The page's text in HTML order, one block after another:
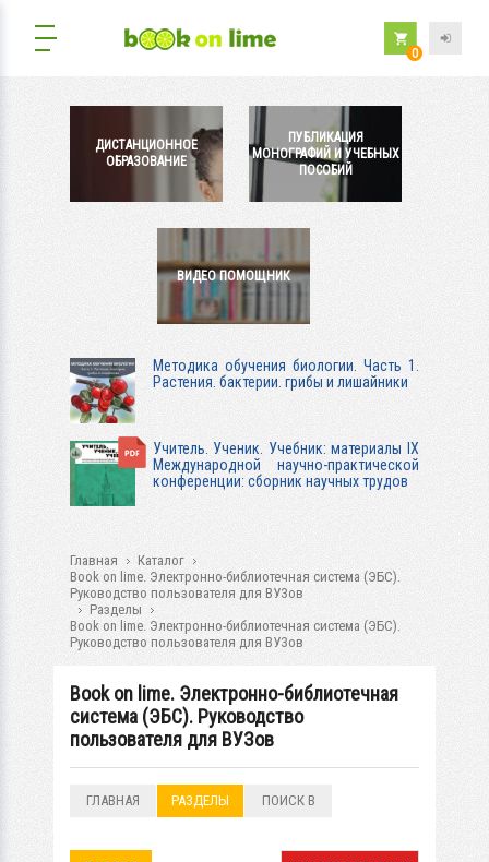
0
ДИСТАНЦИОННОЕ
ОБРАЗОВАНИЕ
ПУБЛИКАЦИЯ
МОНОГРАФИЙ И УЧЕБНЫХ
ПОСОБИЙ
ВИДЕО ПОМОЩНИК
Методика обучения биологии. Часть 1.
Растения. бактерии. грибы и лишайники
Учитель. Ученик. Учебник: материалы IX
Международной научно-практической
конференции: сборник научных трудов
Главная
Каталог
Book on lime. Электронно-библиотечная система (ЭБС).
Руководство пользователя для ВУЗов
Разделы
Book on lime. Электронно-библиотечная система (ЭБС).
Руководство пользователя для ВУЗов
Book on lime. Электронно-библиотечная
система (ЭБС). Руководство
пользователя для ВУЗов
ГЛАВНАЯ РАЗДЕЛЫ
ПОИСК В